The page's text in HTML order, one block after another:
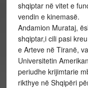
shqiptar në vitet e
vendin e kinemasë.
Andamion Murataj,
shqiptar,i cili pasi
e Arteve në Tiranë,
Universitetin
periudhe krijimtarie
rikthye në Shqipëri